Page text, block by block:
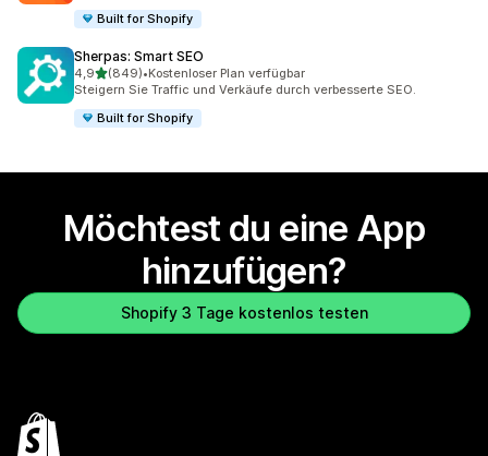
Built for Shopify
Sherpas: Smart SEO
4,9von 5 Sternen
(849)
849 Rezensionen insgesamt
•Kostenloser Plan verfügbar
Steigern Sie Traffic und Verkäufe durch verbesserte SEO.
Built for Shopify
Möchtest du eine App
hinzufügen?
Shopify 3 Tage kostenlos testen